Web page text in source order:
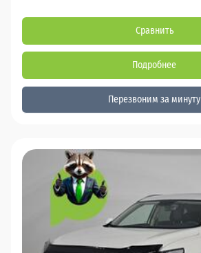
Сравнить
Подробнее
Перезвоним за минуту